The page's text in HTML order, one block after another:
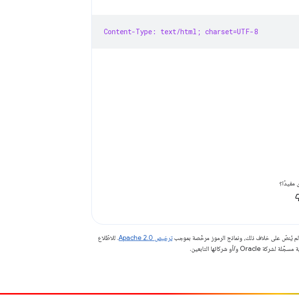
Content-Type: text/html; charset=UTF-8
مفيدًا؟
لم يُنصّ على خلاف ذلك، ونماذج الرموز مرخّصة بموجبترخيص Apache 2.0‏
. للاطّلاع